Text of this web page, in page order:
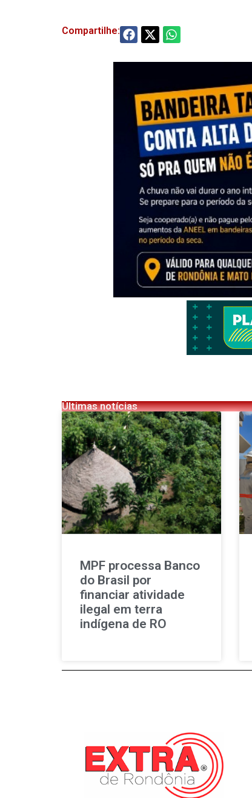
Compartilhe:
Últimas notícias
MPF processa Banco
do Brasil por
financiar atividade
ilegal em terra
indígena de RO